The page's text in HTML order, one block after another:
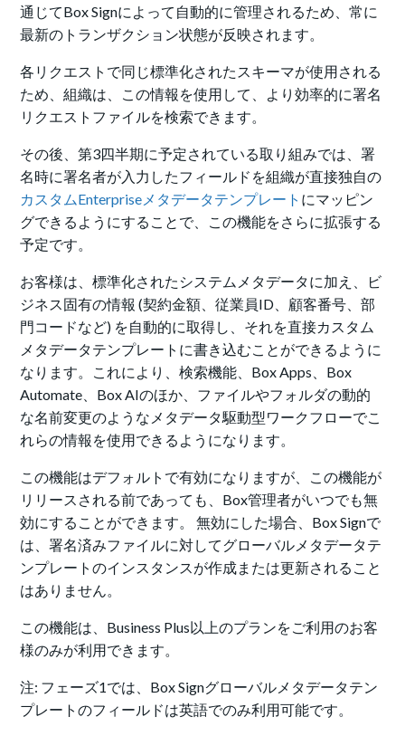
通じてBox Signによって自動的に管理されるため、常に
最新のトランザクション状態が反映されます。
各リクエストで同じ標準化されたスキーマが使用される
ため、組織は、この情報を使用して、より効率的に署名
リクエストファイルを検索できます。
その後、第3四半期に予定されている取り組みでは、署
名時に署名者が入力したフィールドを組織が直接独自の
カスタムEnterpriseメタデータテンプレート にマッピン
グできるようにすることで、この機能をさらに拡張する
予定です。
お客様は、標準化されたシステムメタデータに加え、ビ
ジネス固有の情報 (契約金額、従業員ID、顧客番号、部
門コードなど) を自動的に取得し、それを直接カスタム
メタデータテンプレートに書き込むことができるように
なります。これにより、検索機能、Box Apps、Box
Automate、Box AIのほか、ファイルやフォルダの動的
な名前変更のようなメタデータ駆動型ワークフローでこ
れらの情報を使用できるようになります。
この機能はデフォルトで有効になりますが、この機能が
リリースされる前であっても、Box管理者がいつでも無
効にすることができます。 無効にした場合、Box Signで
は、署名済みファイルに対してグローバルメタデータテ
ンプレートのインスタンスが作成または更新されること
はありません。
この機能は、Business Plus以上のプランをご利用のお客
様のみが利用できます。
注: フェーズ1では、Box Signグローバルメタデータテン
プレートのフィールドは英語でのみ利用可能です。